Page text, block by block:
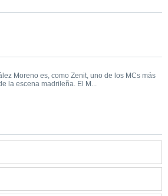
Moreno es, como Zenit, uno de los MCs más
la escena madrileña. El M...